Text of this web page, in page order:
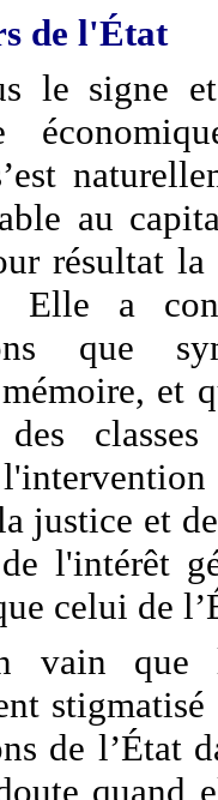
de l'État
le signe
au
résultat
Elle a
que
et
justice et
l'intérêt
celui de
vain que
de l’État
quand